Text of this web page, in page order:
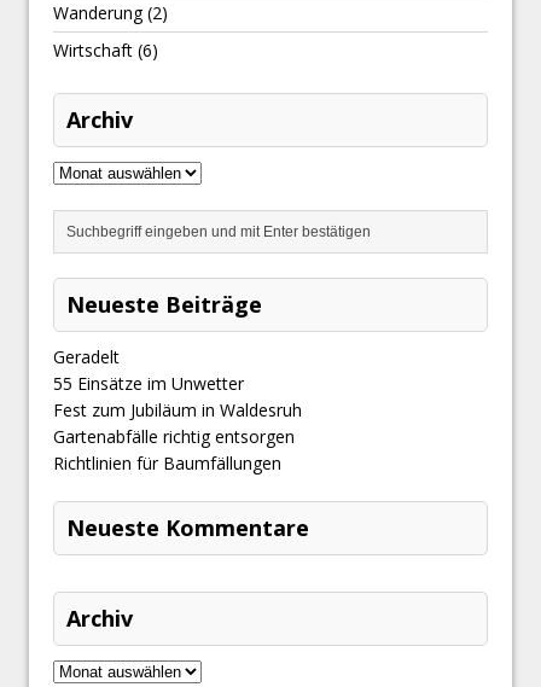
Wanderung(2)
Wirtschaft (6)
Archiv
Neueste Beiträge
Geradelt
​55 Einsätze im Unwetter
Fest zum Jubiläum in Waldesruh
Gartenabfälle richtig entsorgen
Richtlinien für Baumfällungen
Neueste Kommentare
Archiv